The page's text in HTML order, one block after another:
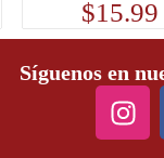
$15.99
Síguenos en